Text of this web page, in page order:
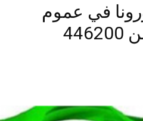
في عموم
إيران إلى أكثر من 446200